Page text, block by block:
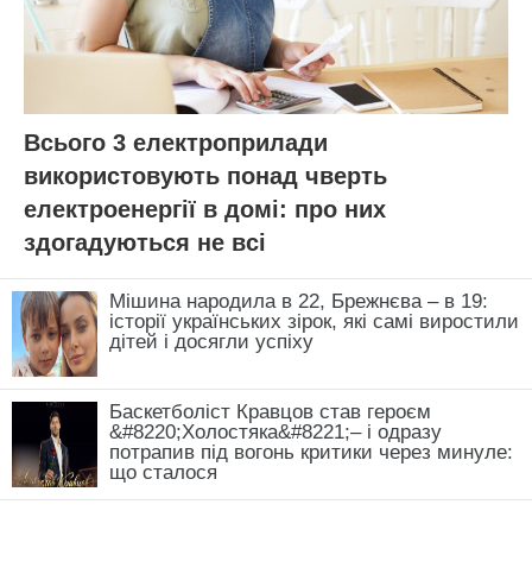
Всього 3 електроприлади
використовують понад чверть
електроенергії в домі: про них
здогадуються не всі
Мішина народила в 22, Брежнєва – в 19:
історії українських зірок, які самі виростили
дітей і досягли успіху
Баскетболіст Кравцов став героєм
&#8220;Холостяка&#8221;– і одразу
потрапив під вогонь критики через минуле:
що сталося